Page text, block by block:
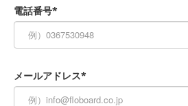
電話番号*
メールアドレス*